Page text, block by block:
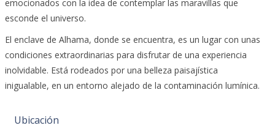
emocionados con la idea de contemplar las maravillas que
esconde el universo.
El enclave de Alhama, donde se encuentra, es un lugar con unas
condiciones extraordinarias para disfrutar de una experiencia
inolvidable. Está rodeados por una belleza paisajística
inigualable, en un entorno alejado de la contaminación lumínica.
Ubicación